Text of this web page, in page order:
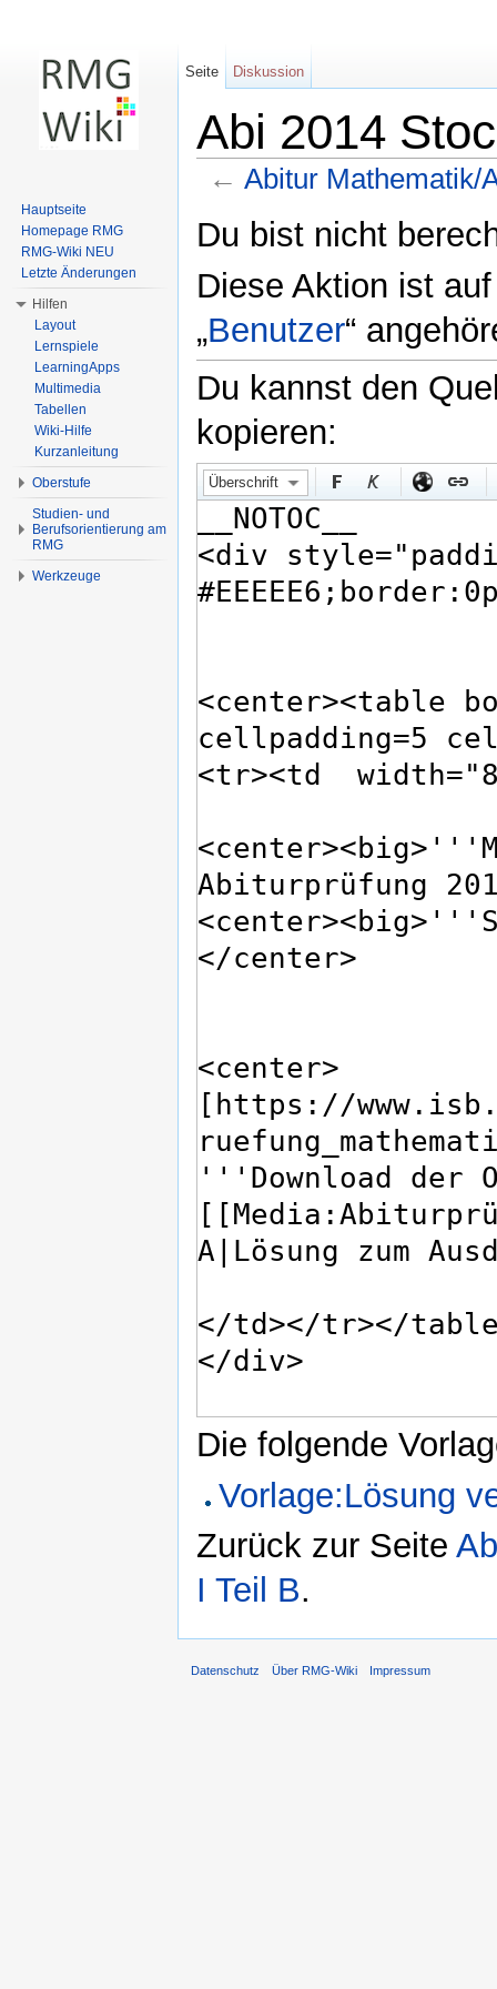
Abi 2014
← Abitur Mathematik/
Du bist nicht
Diese Aktion ist
„Benutzer“
Du kannst den
kopieren:
Überschrift
Die folgende
Vorlage:Lösung
Zurück zur Seite
I Teil B.
Seite Diskussion
Hauptseite
Homepage RMG
RMG-Wiki NEU
Letzte Änderungen
Hilfen
Layout
Lernspiele
LearningApps
Multimedia
Tabellen
Wiki-Hilfe
Kurzanleitung
Oberstufe
Studien- und
Berufsorientierung am
RMG
Werkzeuge
Datenschutz Über RMG-Wiki Impressum